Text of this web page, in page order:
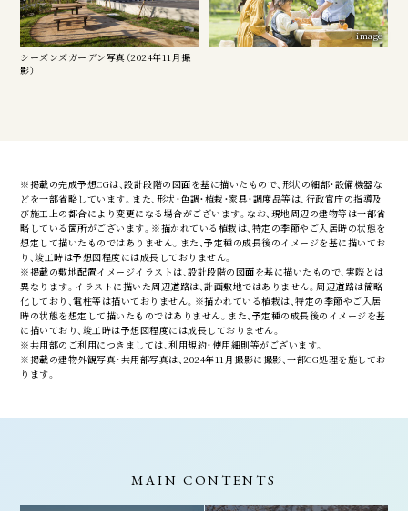
シーズンズガーデン写真（2024年11月撮
影）
image
※掲載の完成予想CGは、設計段階の図面を基に描いたもので、形状の細部・設備機器な
どを一部省略しています。また、形状・色調・植栽・家具・調度品等は、行政官庁の指導及
び施工上の都合により変更になる場合がございます。なお、現地周辺の建物等は一部省
略している箇所がございます。※描かれている植栽は、特定の季節やご入居時の状態を
想定して描いたものではありません。また、予定種の成長後のイメージを基に描いてお
り、竣工時は予想図程度には成長しておりません。
※掲載の敷地配置イメージイラストは、設計段階の図面を基に描いたもので、実際とは
異なります。イラストに描いた周辺道路は、計画敷地ではありません。周辺道路は簡略
化しており、電柱等は描いておりません。※描かれている植栽は、特定の季節やご入居
時の状態を想定して描いたものではありません。また、予定種の成長後のイメージを基
に描いており、竣工時は予想図程度には成長しておりません。
※共用部のご利用につきましては、利用規約・使用細則等がございます。
※掲載の建物外観写真・共用部写真は、2024年11月撮影に撮影、一部CG処理を施してお
ります。
MAIN CONTENTS